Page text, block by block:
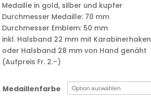
Medaille in gold, silber und kupfer
​Durchmesser Medaille: 70 mm
Durchmesser Emblem: 50 mm
​inkl. Halsband 22 mm mit Karabinerhaken
oder Halsband 28 mm von Hand genäht
(Aufpreis Fr. 2.–)
Medaillenfarbe